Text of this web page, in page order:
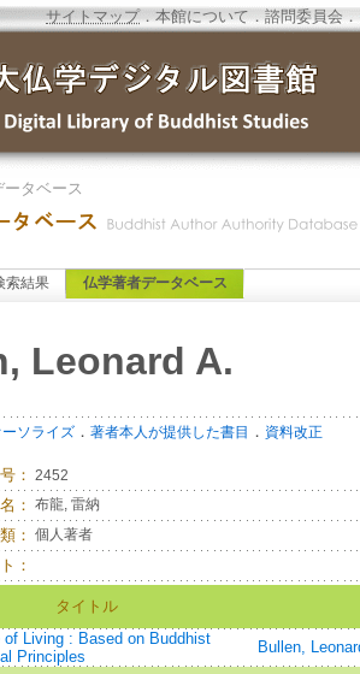
サイトマップ．本館について ．諮問委員会 ．
タベース
索結果 仏学著者データベース
Leonard A.
ソライズ ． 著者本人が提供した書目 ． 資料改正
： 2452
： 布龍, 雷納
： 個人著者
：
タイトル
of Living : Based on Buddhist
Principles
Bullen,